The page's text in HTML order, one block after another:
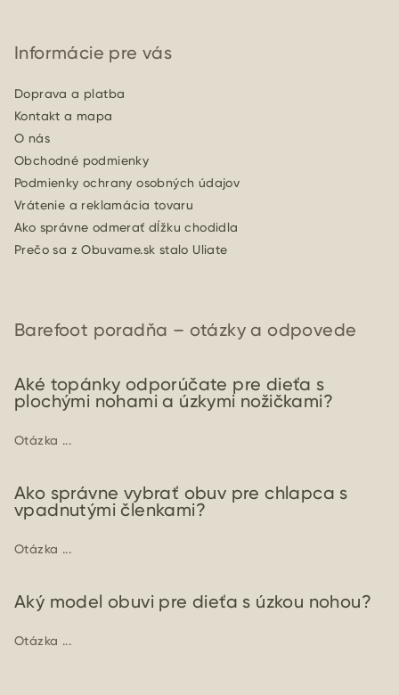
Informácie pre vás
Doprava a platba
Kontakt a mapa
O nás
Obchodné podmienky
Podmienky ochrany osobných údajov
Vrátenie a reklamácia tovaru
Ako správne odmerať dĺžku chodidla
Prečo sa z Obuvame.sk stalo Uliate
Barefoot poradňa – otázky a odpovede
Aké topánky odporúčate pre dieťa s
plochými nohami a úzkymi nožičkami?
Otázka ...
Ako správne vybrať obuv pre chlapca s
vpadnutými členkami?
Otázka ...
Aký model obuvi pre dieťa s úzkou nohou?
Otázka ...